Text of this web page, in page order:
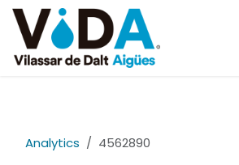
Skip to Content
Analytics 4562890